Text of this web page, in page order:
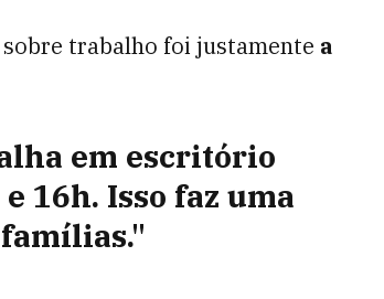
sobre trabalho foi justamente a
em escritório
16h. Isso faz uma